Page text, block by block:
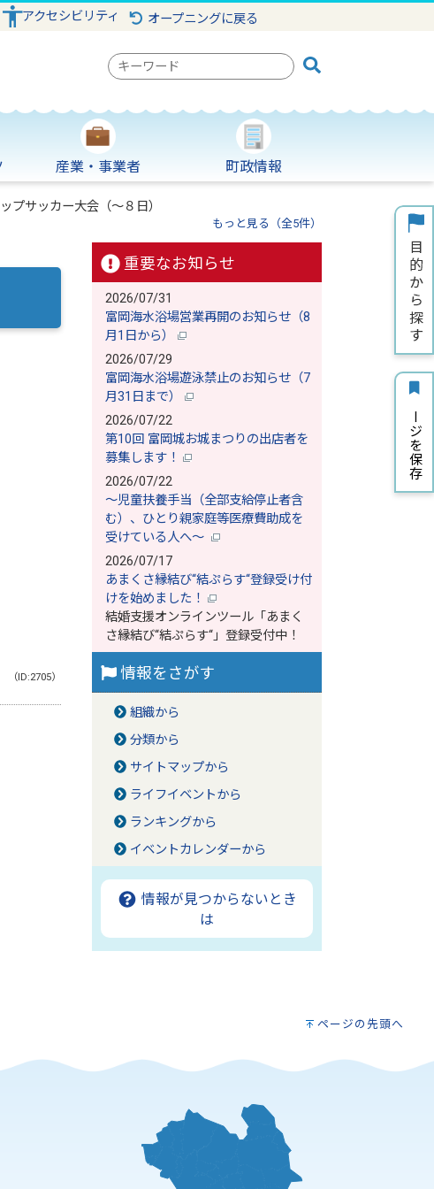
アクセシビリティ オープニングに戻る
検
キ
ー
ワ
ー
産業・事業者 町政情報
プサッカー大会（～８日）
もっと見る（全5件）
（ID:2705）
重要なお知らせ
2026/07/31
富岡海水浴場営業再開のお知らせ（8
月1日から）
2026/07/29
富岡海水浴場遊泳禁止のお知らせ（7
月31日まで）
2026/07/22
第10回 富岡城お城まつりの出店者を
募集します！
2026/07/22
～児童扶養手当（全部支給停止者含
む）、ひとり親家庭等医療費助成を
受けている人へ～
2026/07/17
あまくさ縁結び‘‘結ぷらす‘‘登録受け付
けを始めました！
結婚支援オンラインツール「あまく
さ縁結び‘‘結ぷらす‘‘」登録受付中！
情報をさがす
組織から
分類から
サイトマップから
ライフイベントから
ランキングから
イベントカレンダーから
情報が見つからないとき
は
ページの先頭へ
ページを保存